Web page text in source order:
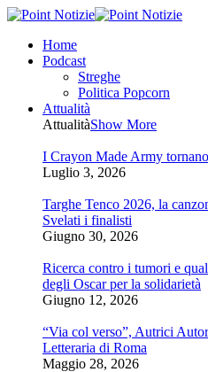
Home
Podcast
Streghe
Politica Popcorn
Attualità
AttualitàShow More
I Crayon Made Army
Luglio 3, 2026
Targhe Tenco 2026, la
Svelati i finalisti
Giugno 30, 2026
Ricerca contro i tumori e
degli Oscar per la solidarietà
Giugno 12, 2026
“Via col verso”, Autrici
Letteraria di Roma
Maggio 28, 2026